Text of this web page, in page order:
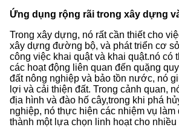
Ứng dụng rộng rãi trong xây dựng
Trong xây dựng, nó rất cần thiết cho
xây dựng đường bộ, và phát triển cơ
công việc khai quật và khai quật.nó có
các hoạt động liên quan đến quặng
đất nông nghiệp và bảo tồn nước, nó
lợi và cải thiện đất. Trong cảnh quan,
địa hình và đào hố cây,trong khi phá
nghiệp, nó thực hiện các nhiệm vụ làm
thành một lựa chọn linh hoạt cho